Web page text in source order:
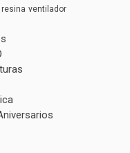
resina ventilador